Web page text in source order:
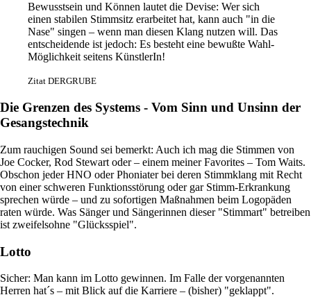
Bewusstsein und Können lautet die Devise: Wer sich
einen stabilen Stimmsitz erarbeitet hat, kann auch "in die
Nase" singen – wenn man diesen Klang nutzen will. Das
entscheidende ist jedoch: Es besteht eine bewußte Wahl-
Möglichkeit seitens KünstlerIn!
Zitat DERGRUBE
Die Grenzen des Systems - Vom Sinn und Unsinn der
Gesangstechnik
Zum rauchigen Sound sei bemerkt: Auch ich mag die Stimmen von
Joe Cocker, Rod Stewart oder – einem meiner Favorites – Tom Waits.
Obschon jeder HNO oder Phoniater bei deren Stimmklang mit Recht
von einer schweren Funktionsstörung oder gar Stimm-Erkrankung
sprechen würde – und zu sofortigen Maßnahmen beim Logopäden
raten würde. Was Sänger und Sängerinnen dieser "Stimmart" betreiben
ist zweifelsohne "Glücksspiel".
Lotto
Sicher: Man kann im Lotto gewinnen. Im Falle der vorgenannten
Herren hat´s – mit Blick auf die Karriere – (bisher) "geklappt".